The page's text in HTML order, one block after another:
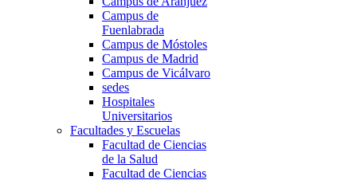
Campus de
Fuenlabrada
Campus de Móstoles
Campus de Madrid
Campus de Vicálvaro
sedes
Hospitales
Universitarios
Facultades y Escuelas
Facultad de Ciencias
de la Salud
Facultad de Ciencias